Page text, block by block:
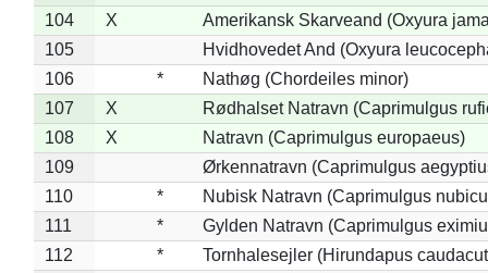
104 X
Amerikansk Skarveand (Oxyura
105
Hvidhovedet And (Oxyura
106
*
Nathøg (Chordeiles minor)
107
X
Rødhalset Natravn (Caprimulgus
108
X
Natravn (Caprimulgus europaeus)
109
Ørkennatravn (Caprimulgus
110
*
Nubisk Natravn (Caprimulgus
111
*
Gylden Natravn (Caprimulgus
112
*
Tornhalesejler (Hirundapus